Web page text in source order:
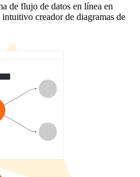
de flujo de datos en línea en
creador de diagramas de